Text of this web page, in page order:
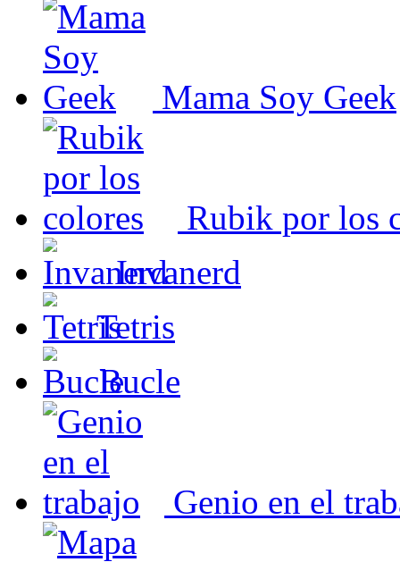
Mama Soy Geek
Rubik por los
Invanerd
Tetris
Bucle
Genio en el